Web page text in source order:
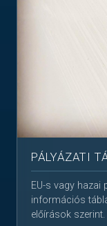
PÁLYÁZATI
EU-s vagy hazai
információs
előírások szerint.